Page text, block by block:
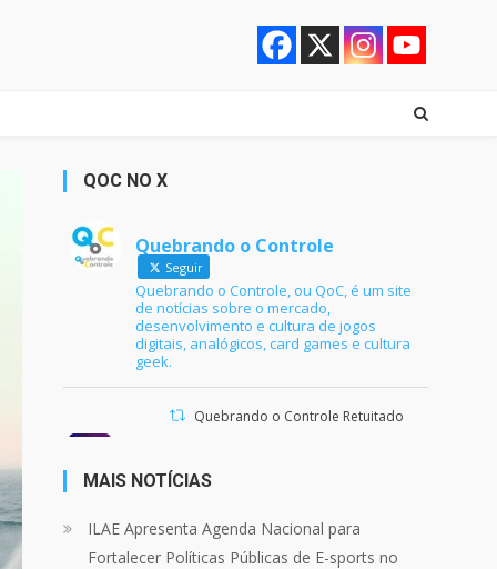
QOC NO X
Quebrando o Controle
Seguir
Quebrando o Controle, ou QoC, é um site
de notícias sobre o mercado,
desenvolvimento e cultura de jogos
digitais, analógicos, card games e cultura
geek.
Quebrando o Controle Retuitado
21 jun 2024
ontem no @Podpah
MAIS NOTÍCIAS
ILAE Apresenta Agenda Nacional para
Fortalecer Políticas Públicas de E-sports no